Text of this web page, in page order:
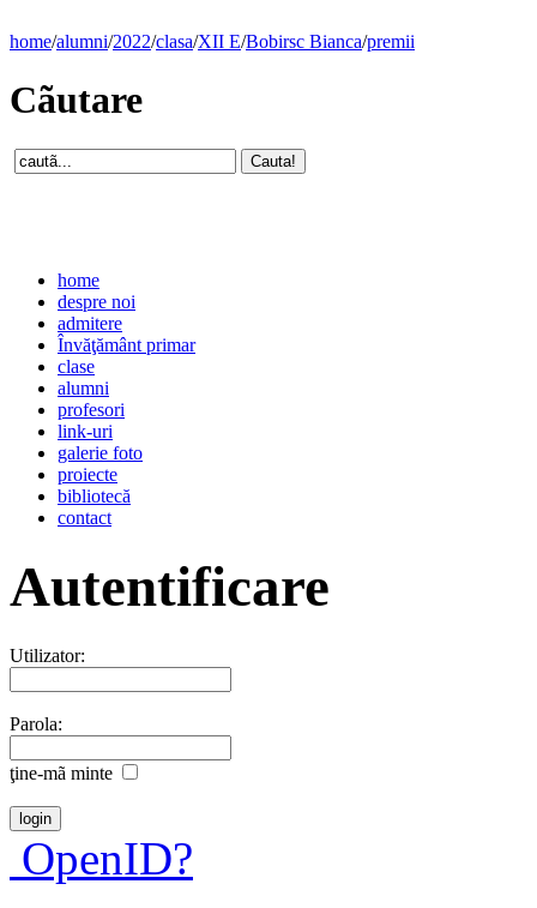
home/alumni/2022/clasa/XII E/Bobirsc Bianca/premii
Cãutare
home
despre noi
admitere
Învăţământ primar
clase
alumni
profesori
link-uri
galerie foto
proiecte
bibliotecă
contact
Autentificare
Utilizator:
Parola:
ţine-mã minte
OpenID?